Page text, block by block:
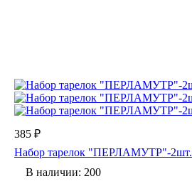
385 ₽
Набор тарелок "ПЕРЛАМУТР"-2шт.
В наличии: 200